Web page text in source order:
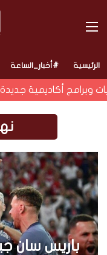
القائمة
الرئيسية #أخبار_الساعة
وبرامج أكاديمية جديدة
باريس سان